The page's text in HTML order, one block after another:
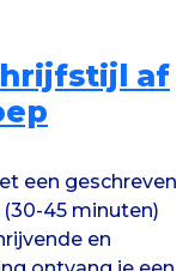
af
een geschreven
45 minuten)
en